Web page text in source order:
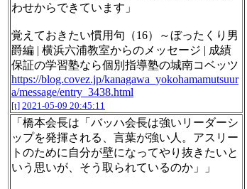
わせからできています」
覚えておきたい慣用句（16）～ぼったくり男
爵編 | 横浜六浦教室からのメッセージ | 成績
保証の学習塾なら個別指導塾の城南コベッツ
https://blog.covez.jp/kanagawa_yokohamamutsuur
a/message/entry_3438.html
[t] 2021-05-09 20:45:11
「橋本会長は「バッハ会長は強いリーダーシ
ップを発揮される、言葉が強い人。アスリー
トのために自分が壁になってやり抜きたいと
いう思いが、そう取られているのか」」